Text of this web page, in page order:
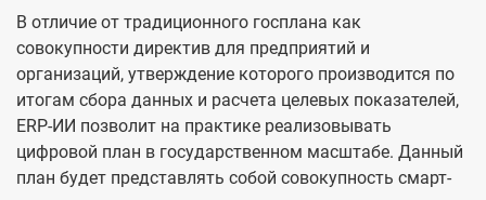
В отличие от традиционного госплана как
совокупности директив для предприятий и
организаций, утверждение которого производится по
итогам сбора данных и расчета целевых показателей,
ERP-ИИ позволит на практике реализовывать
цифровой план в государственном масштабе. Данный
план будет представлять собой совокупность смарт-